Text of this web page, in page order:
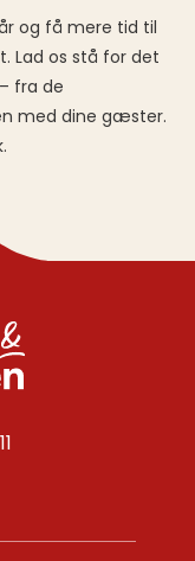
og få mere tid til
Lad os stå for det
fra de
med dine gæster.